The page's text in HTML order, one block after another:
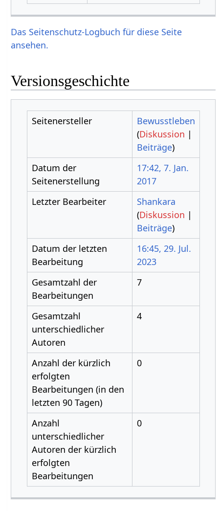
Das Seitenschutz-Logbuch für diese Seite
ansehen.
Versionsgeschichte
Seitenersteller
Bewusstleben
(Diskussion |
Beiträge)
Datum der
Seitenerstellung
17:42, 7. Jan.
2017
Letzter Bearbeiter
Shankara
(Diskussion |
Beiträge)
Datum der letzten
Bearbeitung
16:45, 29. Jul.
2023
Gesamtzahl der
Bearbeitungen
7
Gesamtzahl
unterschiedlicher
Autoren
4
Anzahl der kürzlich
erfolgten
Bearbeitungen (in den
letzten 90 Tagen)
0
Anzahl
unterschiedlicher
Autoren der kürzlich
erfolgten
Bearbeitungen
0